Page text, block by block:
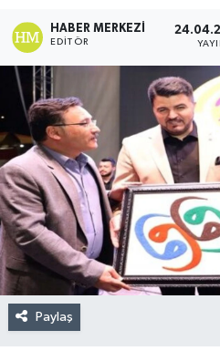
HABER MERKEZI
EDITÖR
Paylaş